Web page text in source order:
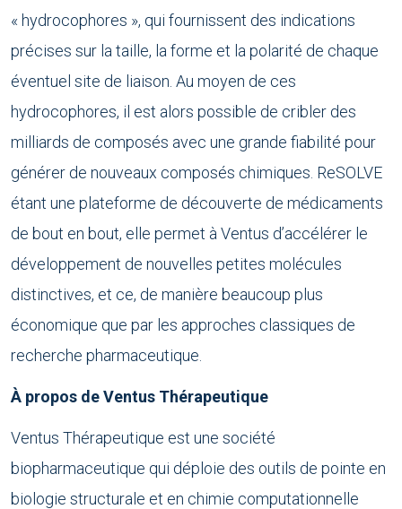
« hydrocophores », qui fournissent des indications
précises sur la taille, la forme et la polarité de chaque
éventuel site de liaison. Au moyen de ces
hydrocophores, il est alors possible de cribler des
milliards de composés avec une grande fiabilité pour
générer de nouveaux composés chimiques. ReSOLVE
étant une plateforme de découverte de médicaments
de bout en bout, elle permet à Ventus d’accélérer le
développement de nouvelles petites molécules
distinctives, et ce, de manière beaucoup plus
économique que par les approches classiques de
recherche pharmaceutique.
À propos de Ventus Thérapeutique
Ventus Thérapeutique est une société
biopharmaceutique qui déploie des outils de pointe en
biologie structurale et en chimie computationnelle